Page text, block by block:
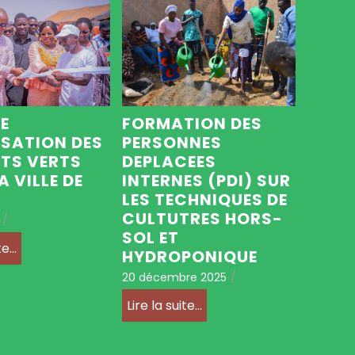
DES
VERTS
VILLE DE
/
FORMATION DES
PERSONNES
DEPLACEES
INTERNES (PDI) SUR
LES TECHNIQUES DE
CULTUTRES HORS-
SOL ET
HYDROPONIQUE
20 décembre 2025 /
Lire la suite...